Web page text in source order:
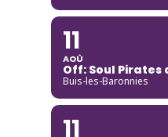
11
AOÛ
Off: Soul Pirates
Buis-les-Baronnies
11